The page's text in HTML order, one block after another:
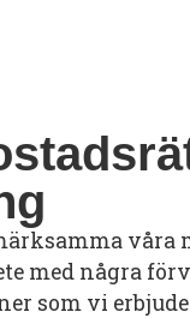
våra
med några
som vi